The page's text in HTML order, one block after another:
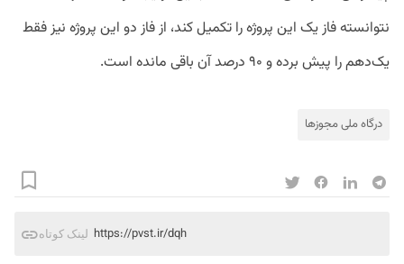
نتوانسته فاز یک این پروژه را تکمیل کند، از فاز دو این پروژه نیز فقط
یک‌دهم را پیش برده و ۹۰ درصد آن باقی مانده است.
درگاه ملی مجوزها
لینک کوتاه https://pvst.ir/dqh